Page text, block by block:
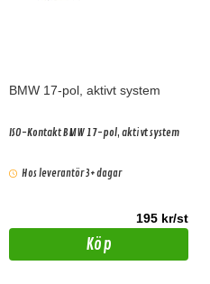
BMW 17-pol, aktivt system
ISO-Kontakt BMW 17-pol, aktivt system
Hos leverantör 3+ dagar
195 kr/st
Köp